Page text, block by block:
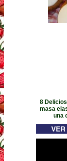
8
masa
una